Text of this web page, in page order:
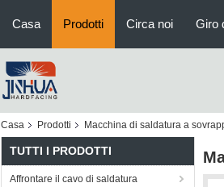
Casa Prodotti Circa noi Giro
Casa Prodotti Macchina di saldatura a
TUTTI I PRODOTTI
Affrontare il cavo di saldatura